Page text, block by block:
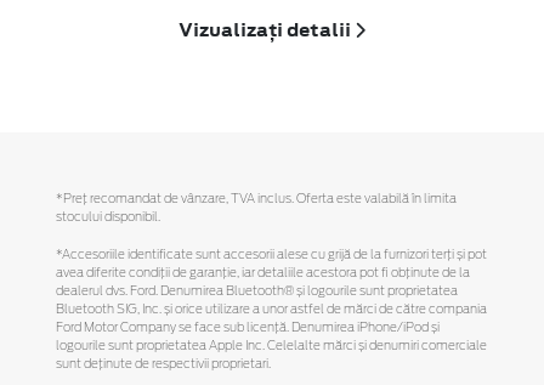
Vizualizați detalii
*Preţ recomandat de vânzare, TVA inclus. Oferta este valabilă în limita
stocului disponibil.
*Accesoriile identificate sunt accesorii alese cu grijă de la furnizori terți și pot
avea diferite condiții de garanție, iar detaliile acestora pot fi obținute de la
dealerul dvs. Ford. Denumirea Bluetooth® și logourile sunt proprietatea
Bluetooth SIG, Inc. și orice utilizare a unor astfel de mărci de către compania
Ford Motor Company se face sub licență. Denumirea iPhone/iPod și
logourile sunt proprietatea Apple Inc. Celelalte mărci și denumiri comerciale
sunt deținute de respectivii proprietari.